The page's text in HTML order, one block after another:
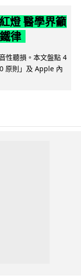
燈 醫學界籲
律
性聽損。本文盤點 4
原則」及 Apple 內